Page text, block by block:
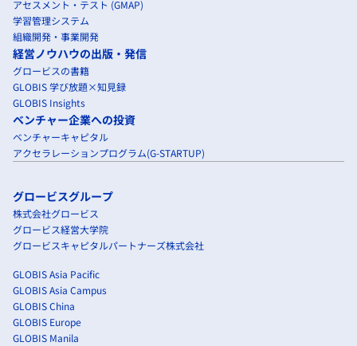
アセスメント・テスト (GMAP)
学習管理システム
組織開発・事業開発
経営ノウハウの出版・発信
グロービスの書籍
GLOBIS 学び放題×知見録
GLOBIS Insights
ベンチャー企業への投資
ベンチャーキャピタル
アクセラレーションプログラム(G-STARTUP)
グロービスグループ
株式会社グロービス
グロービス経営大学院
グロービスキャピタルパートナーズ株式会社
GLOBIS Asia Pacific
GLOBIS Asia Campus
GLOBIS China
GLOBIS Europe
GLOBIS Manila